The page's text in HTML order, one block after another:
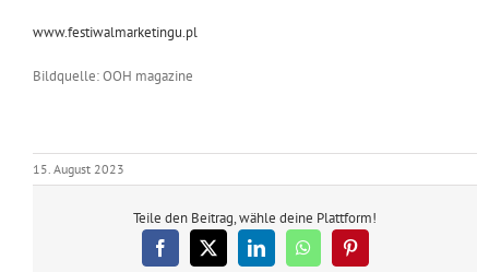
www.festiwalmarketingu.pl
Bildquelle: OOH magazine
15. August 2023
Teile den Beitrag, wähle deine Plattform!
Facebook
X LinkedInWhatsAppPinterest